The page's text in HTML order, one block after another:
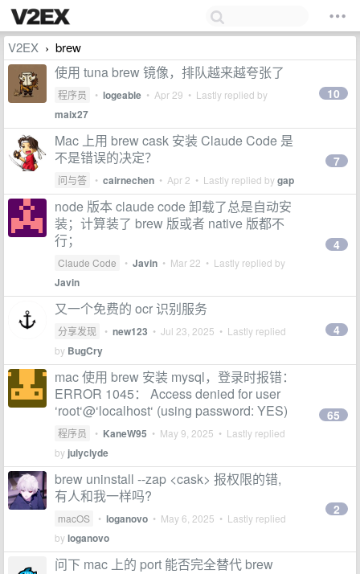
V2EX › brew
使用 tuna brew 镜像，排队越来越夸张了
程序员 • logeable • Apr 29 • Lastly replied by
maix27
10
Mac 上用 brew cask 安装 Claude Code 是
不是错误的决定？
问与答 • cairnechen • Apr 2 • Lastly replied bygap
7
node 版本 claude code 卸载了总是自动安
装；计算装了 brew 版或者 native 版都不
行；
Claude Code • Javin • Mar 22 • Lastly replied by
Javin
4
又一个免费的 ocr 识别服务
分享发现 • new123 • Jul 23, 2025 • Lastly replied
by BugCry
4
mac 使用 brew 安装 mysql，登录时报错：
ERROR 1045： Access denied for user
‘root‘@‘localhost‘ (using password: YES)
程序员 • KaneW95 • May 9, 2025 • Lastly replied
by julyclyde
65
brew uninstall --zap <cask> 报权限的错,
有人和我一样吗?
macOS • loganovo • May 6, 2025 • Lastly replied
byloganovo
2
问下 mac 上的 port 能否完全替代 brew